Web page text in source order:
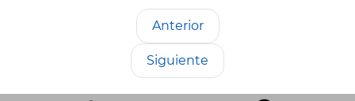
Anterior
Siguiente